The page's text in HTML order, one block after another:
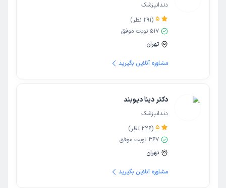
دندانپزشک
5
(
291 نظر)
517 نوبت موفق
تهران
مشاوره آنلاین بگیرید
دکتر دینا دیوبند
دندانپزشک
5
(
226 نظر)
367 نوبت موفق
تهران
مشاوره آنلاین بگیرید